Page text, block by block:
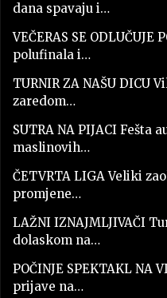
dana spavaju i…
VEČERAS SE
polufinala i…
TURNIR ZA NAŠU DICU
zaredom…
SUTRA NA PIJACI
maslinovih…
ČETVRTA LIGA Veliki
promjene…
LAŽNI IZNAJMLJIVAČI
dolaskom na…
POČINJE SPEKTAKL NA
prijave na…